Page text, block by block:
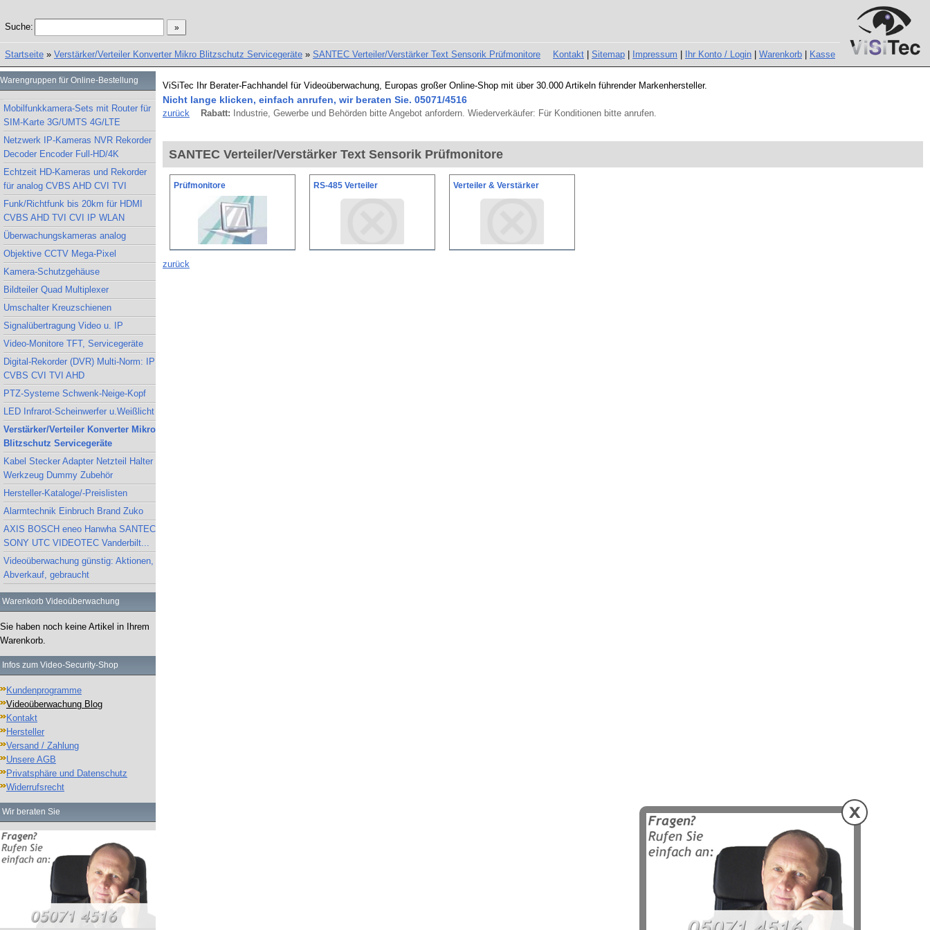
Suche:
Startseite » Verstärker/Verteiler Konverter Mikro Blitzschutz Servicegeräte » SANTEC Verteiler/Verstärker Text Sensorik Prüfmonitore Kontakt Sitemap Impressum Ihr Konto / Login Warenkorb Kasse
Warengruppen für Online-Bestellung
Mobilfunkkamera-Sets mit Router für
SIM-Karte 3G/UMTS 4G/LTE
Netzwerk IP-Kameras NVR Rekorder
Decoder Encoder Full-HD/4K
Echtzeit HD-Kameras und Rekorder
für analog CVBS AHD CVI TVI
Funk/Richtfunk bis 20km für HDMI
CVBS AHD TVI CVI IP WLAN
Überwachungskameras analog
Objektive CCTV Mega-Pixel
Kamera-Schutzgehäuse
Bildteiler Quad Multiplexer
Umschalter Kreuzschienen
Signalübertragung Video u. IP
Video-Monitore TFT, Servicegeräte
Digital-Rekorder (DVR) Multi-Norm: IP
CVBS CVI TVI AHD
PTZ-Systeme Schwenk-Neige-Kopf
LED Infrarot-Scheinwerfer u.Weißlicht
Verstärker/Verteiler Konverter Mikro
Blitzschutz Servicegeräte
Kabel Stecker Adapter Netzteil Halter
Werkzeug Dummy Zubehör
Hersteller-Kataloge/-Preislisten
Alarmtechnik Einbruch Brand Zuko
AXIS BOSCH eneo Hanwha SANTEC
SONY UTC VIDEOTEC Vanderbilt...
Videoüberwachung günstig: Aktionen,
Abverkauf, gebraucht
Warenkorb Videoüberwachung
Sie haben noch keine Artikel in Ihrem
Warenkorb.
Infos zum Video-Security-Shop
Kundenprogramme
Videoüberwachung Blog
Kontakt
Hersteller
Versand / Zahlung
Unsere AGB
Privatsphäre und Datenschutz
Widerrufsrecht
Wir beraten Sie
ViSiTec Ihr Berater-Fachhandel für Videoüberwachung, Europas großer Online-Shop mit über 30.000 Artikeln führender Markenhersteller.
Nicht lange klicken, einfach anrufen, wir beraten Sie. 05071/4516
zurück Rabatt: Industrie, Gewerbe und Behörden bitte Angebot anfordern. Wiederverkäufer: Für Konditionen bitte anrufen.
SANTEC Verteiler/Verstärker Text Sensorik Prüfmonitore
Prüfmonitore RS-485 Verteiler Verteiler & Verstärker
zurück